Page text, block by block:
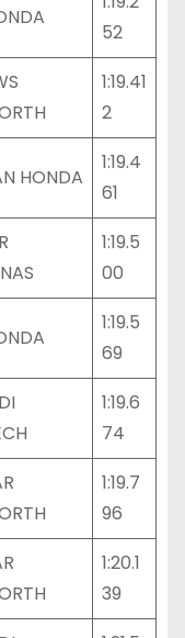
52
1:19.41
2
HONDA
1:19.4
61
1:19.5
00
1:19.5
69
1:19.6
74
1:19.7
96
1:20.1
39